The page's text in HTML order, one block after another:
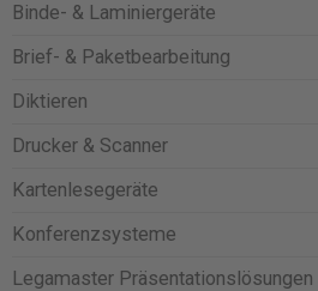
Binde- & Laminiergeräte
Brief- & Paketbearbeitung
Diktieren
Drucker & Scanner
Kartenlesegeräte
Konferenzsysteme
Legamaster Präsentationslösungen